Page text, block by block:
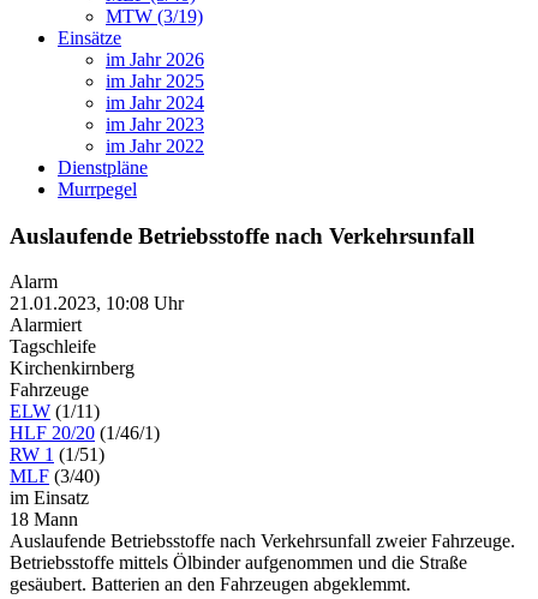
MTW (3/19)
Einsätze
im Jahr 2026
im Jahr 2025
im Jahr 2024
im Jahr 2023
im Jahr 2022
Dienstpläne
Murrpegel
Auslaufende Betriebsstoffe nach Verkehrsunfall
Alarm
21.01.2023, 10:08 Uhr
Alarmiert
Tagschleife
Kirchenkirnberg
Fahrzeuge
ELW (1/11)
HLF 20/20 (1/46/1)
RW 1 (1/51)
MLF (3/40)
im Einsatz
18 Mann
Auslaufende Betriebsstoffe nach Verkehrsunfall zweier Fahrzeuge.
Betriebsstoffe mittels Ölbinder aufgenommen und die Straße
gesäubert. Batterien an den Fahrzeugen abgeklemmt.